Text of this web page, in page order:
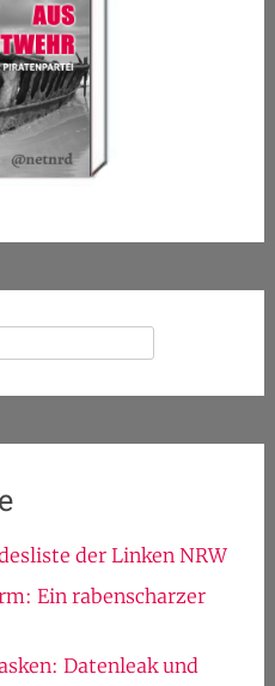
der Linken NRW
Ein rabenscharzer
Datenleak und